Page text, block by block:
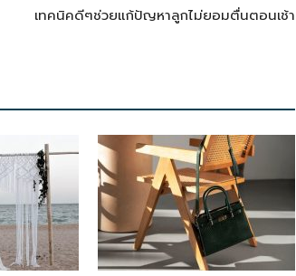
เทคนิคดีๆช่วยแก้ปัญหาลูกไม่ยอมตื่นตอนเช้า